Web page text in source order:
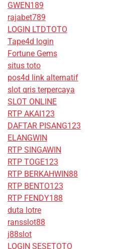
GWEN189
rajabet789
LOGIN LTDTOTO
Tape4d login
Fortune Gems
situs toto
pos4d link alternatif
slot qris terpercaya
SLOT ONLINE
RTP AKAI123
DAFTAR PISANG123
ELANGWIN
RTP SINGAWIN
RTP TOGE123
RTP BERKAHWIN88
RTP BENTO123
RTP FENDY188
duta lotre
ransslot88
j88slot
LOGIN SESETOTO